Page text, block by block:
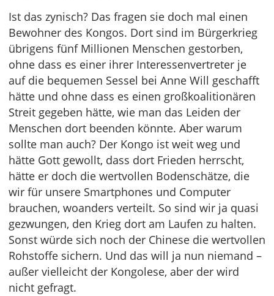
Ist das zynisch? Das fragen sie doch mal einen
Bewohner des Kongos. Dort sind im Bürgerkrieg
übrigens fünf Millionen Menschen gestorben,
ohne dass es einer ihrer Interessenvertreter je
auf die bequemen Sessel bei Anne Will geschafft
hätte und ohne dass es einen großkoalitionären
Streit gegeben hätte, wie man das Leiden der
Menschen dort beenden könnte. Aber warum
sollte man auch? Der Kongo ist weit weg und
hätte Gott gewollt, dass dort Frieden herrscht,
hätte er doch die wertvollen Bodenschätze, die
wir für unsere Smartphones und Computer
brauchen, woanders verteilt. So sind wir ja quasi
gezwungen, den Krieg dort am Laufen zu halten.
Sonst würde sich noch der Chinese die wertvollen
Rohstoffe sichern. Und das will ja nun niemand –
außer vielleicht der Kongolese, aber der wird
nicht gefragt.